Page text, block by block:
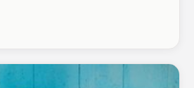
成全片情感锚点，胡歌则以细节塑造
奏紧凑、反转有度，值得列入片单。